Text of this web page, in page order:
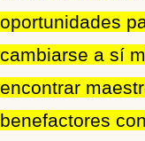
oportunidades
cambiarse a sí
encontrar
benefactores